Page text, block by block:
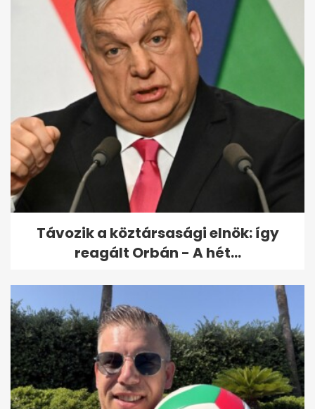
5 rejtett porfogó a lakásban,
ami miatt gyakrabban kell
takarítanod
Távozik a köztársasági elnök: így
reagált Orbán - A hét...